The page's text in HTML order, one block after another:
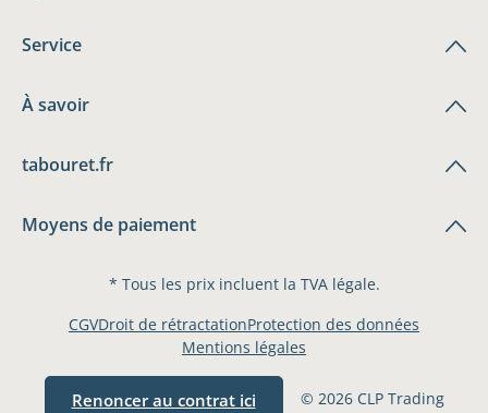
Service
À savoir
tabouret.fr
Moyens de paiement
* Tous les prix incluent la TVA légale.
Renoncer au contrat ici © 2026 CLP Trading
CGVDroit de rétractationProtection des données
Mentions légales